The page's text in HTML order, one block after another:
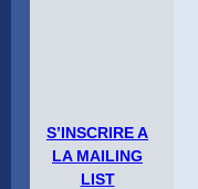
S’INSCRIRE A
LA MAILING
LIST